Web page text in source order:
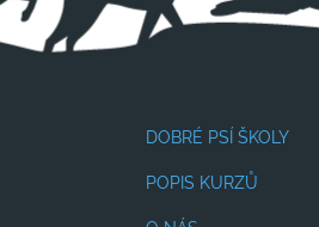
DOBRÉ PSÍ ŠKOLY
POPIS KURZŮ